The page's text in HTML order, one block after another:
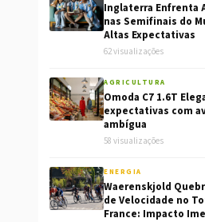
Inglaterra Enfrenta
nas Semifinais do
Altas Expectativas
62 visualizações
AGRICULTURA
Omoda C7 1.6T
expectativas com
ambígua
58 visualizações
ENERGIA
Waerenskjold
de Velocidade no
France: Impacto